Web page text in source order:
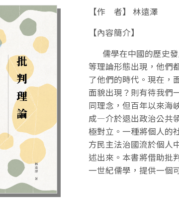
【作 者】 林遠澤
【內容簡介】
儒學在中國的歷史發
等理論形態出現，他們
了他們的時代。現在，
面貌出現？則有待我們
同理念，但百年以來海
成—介於退出政治公共
極對立。一種將個人的
方民主法治國流於個人
述出來。本書將借助批
一世紀儒學，提供一個